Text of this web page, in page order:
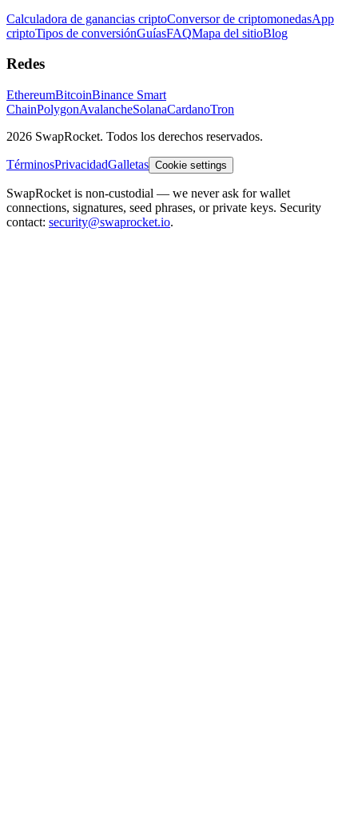
Calculadora de ganancias criptoConversor de criptomonedasApp
criptoTipos de conversiónGuíasFAQMapa del sitioBlog
Redes
EthereumBitcoinBinance Smart
ChainPolygonAvalancheSolanaCardanoTron
2026 SwapRocket. Todos los derechos reservados.
TérminosPrivacidadGalletas Cookie settings
SwapRocket is non-custodial — we never ask for wallet
connections, signatures, seed phrases, or private keys. Security
contact: security@swaprocket.io.